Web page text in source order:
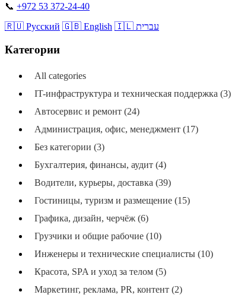
📞 +972 53 372-24-40
🇷🇺 Русский 🇬🇧 English 🇮🇱 עברית
Категории
All categories
IT-инфраструктура и техническая поддержка (3)
Автосервис и ремонт (24)
Администрация, офис, менеджмент (17)
Без категории (3)
Бухгалтерия, финансы, аудит (4)
Водители, курьеры, доставка (39)
Гостиницы, туризм и размещение (15)
Графика, дизайн, черчёж (6)
Грузчики и общие рабочие (10)
Инженеры и технические специалисты (10)
Красота, SPA и уход за телом (5)
Маркетинг, реклама, PR, контент (2)